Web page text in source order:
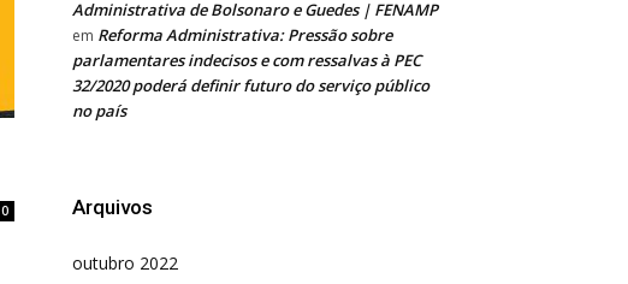
0
Administrativa de Bolsonaro e Guedes | FENAMP
em Reforma Administrativa: Pressão sobre
parlamentares indecisos e com ressalvas à PEC
32/2020 poderá definir futuro do serviço público
no país
Arquivos
outubro 2022